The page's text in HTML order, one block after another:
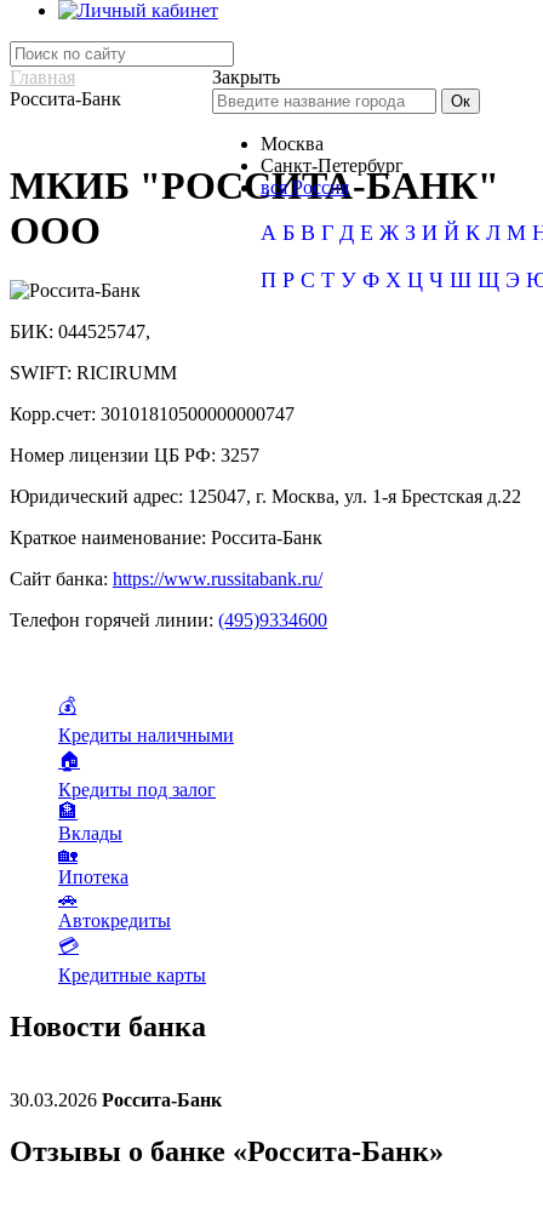
Закрыть
Москва
Санкт-Петербург
вся Россия
А Б В Г Д Е Ж З И Й К Л М
П Р С Т У Ф Х Ц Ч Ш Щ Э
Главная
Россита-Банк
МКИБ "РОССИТА-БАНК"
ООО
БИК: 044525747,
SWIFT: RICIRUMM
Корр.счет: 30101810500000000747
Номер лицензии ЦБ РФ: 3257
Юридический адрес: 125047, г. Москва, ул. 1-я Брестская д.22
Краткое наименование: Россита-Банк
Сайт банка: https://www.russitabank.ru/
Телефон горячей линии: (495)9334600
💰
Кредиты наличными
🏠
Кредиты под залог
🏦
Вклады
🏡
Ипотека
🚗
Автокредиты
💳
Кредитные карты
Новости банка
30.03.2026 Россита-Банк
Отзывы о банке «Россита-Банк»